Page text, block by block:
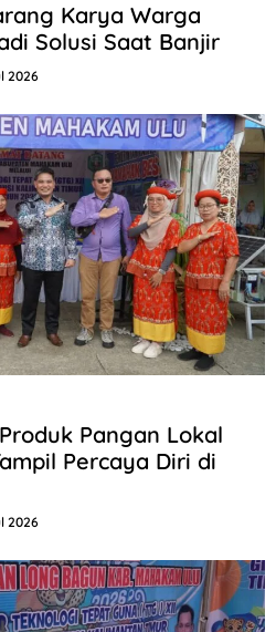
Karya Warga
Solusi Saat Banjir
2026
Pangan Lokal
Percaya Diri di
2026